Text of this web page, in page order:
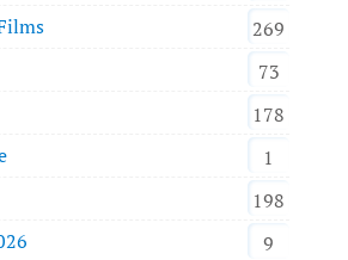
269
73
178
1
198
9